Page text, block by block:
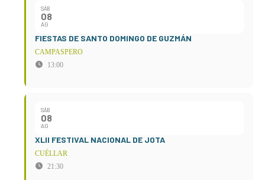
SÁB
08
AG
FIESTAS DE SANTO DOMINGO DE GUZMÁN
CAMPASPERO
13:00
SÁB
08
AG
XLII FESTIVAL NACIONAL DE JOTA
CUÉLLAR
21:30